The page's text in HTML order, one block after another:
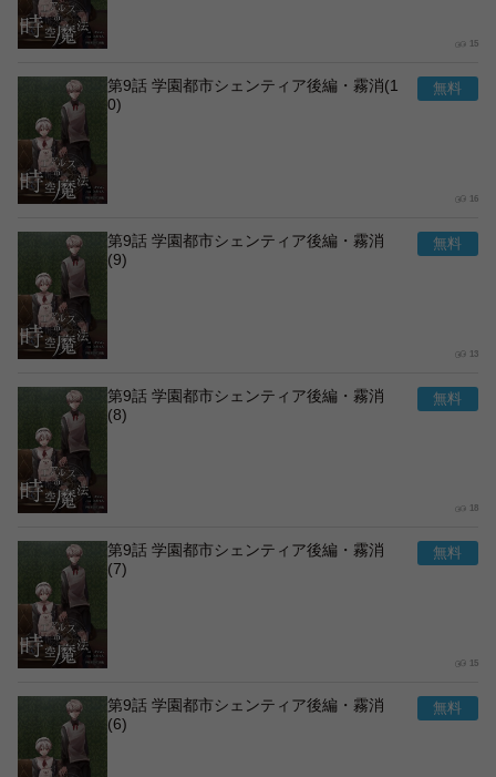
15
第9話 学園都市シェンティア後編・霧消(1
0)
16
第9話 学園都市シェンティア後編・霧消
(9)
13
第9話 学園都市シェンティア後編・霧消
(8)
18
第9話 学園都市シェンティア後編・霧消
(7)
15
第9話 学園都市シェンティア後編・霧消
(6)